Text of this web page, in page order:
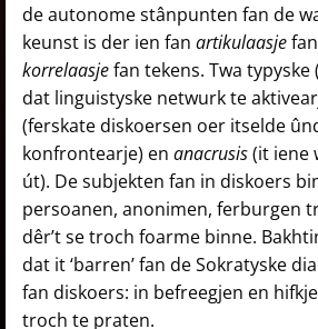
de autonome stânpunten fan de
keunst is der ien fan artikulaasje
korrelaasjefan tekens. Twa
dat linguistyske netwurk te
(ferskate diskoersen oer itselde
konfrontearje) en anacrusis(it iene
út). De subjekten fan in diskoers
persoanen, anonimen, ferburgen
dêr’t se troch foarme binne.
dat it ‘barren’ fan de Sokratyske
fan diskoers: in befreegjen en
troch te praten.